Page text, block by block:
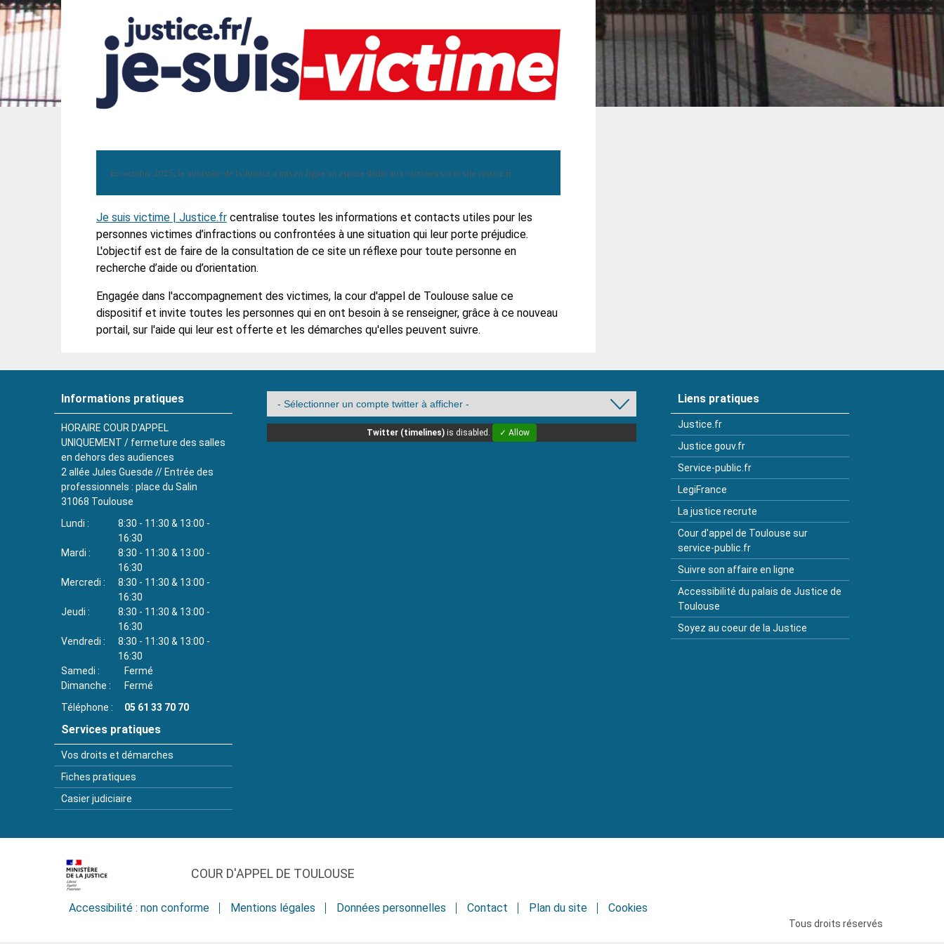
En octobre 2025, le ministère de la Justice a mis en ligne un espace dédié aux victimes sur le site justice.fr.
Je suis victime | Justice.fr centralise toutes les informations et contacts utiles pour les
personnes victimes d’infractions ou confrontées à une situation qui leur porte préjudice.
L'objectif est de faire de la consultation de ce site un réflexe pour toute personne en
recherche d’aide ou d’orientation.
Engagée dans l'accompagnement des victimes, la cour d'appel de Toulouse salue ce
dispositif et invite toutes les personnes qui en ont besoin à se renseigner, grâce à ce nouveau
portail, sur l'aide qui leur est offerte et les démarches qu'elles peuvent suivre.
Informations pratiques
HORAIRE COUR D'APPEL
UNIQUEMENT / fermeture des salles
en dehors des audiences
2 allée Jules Guesde // Entrée des
professionnels : place du Salin
31068 Toulouse
Lundi
8:30 - 11:30 & 13:00 -
16:30
Mardi
8:30 - 11:30 & 13:00 -
16:30
Mercredi
8:30 - 11:30 & 13:00 -
16:30
Jeudi
8:30 - 11:30 & 13:00 -
16:30
Vendredi
8:30 - 11:30 & 13:00 -
16:30
Samedi
Fermé
Dimanche
Fermé
Téléphone
05 61 33 70 70
Services pratiques
Vos droits et démarches
Fiches pratiques
Casier judiciaire
Twitter (timelines)is disabled. ✓ Allow
Liens pratiques
Justice.fr
Justice.gouv.fr
Service-public.fr
LegiFrance
La justice recrute
Cour d'appel de Toulouse sur
service-public.fr
Suivre son affaire en ligne
Accessibilité du palais de Justice de
Toulouse
Soyez au coeur de la Justice
COUR D'APPEL DE TOULOUSE
Accessibilité : non conforme Mentions légales Données personnelles Contact Plan du site Cookies
Tous droits réservés